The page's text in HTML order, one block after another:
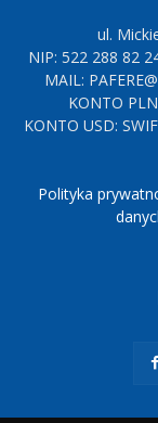
ul.
NIP: 522 288 82
MAIL:
KONTO
KONTO USD:
Polityka